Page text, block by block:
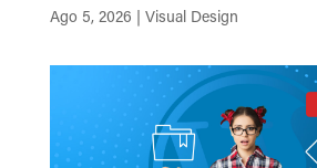
Ago 5, 2026 | Visual Design